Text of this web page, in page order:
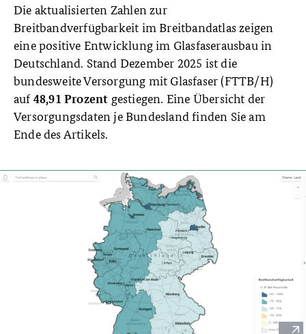
Die aktualisierten Zahlen zur
Breitbandverfügbarkeit im Breitbandatlas zeigen
eine positive Entwicklung im Glasfaserausbau in
Deutschland. Stand Dezember 2025 ist die
bundesweite Versorgung mit Glasfaser (FTTB/H)
auf 48,91 Prozent gestiegen. Eine Übersicht der
Versorgungsdaten je Bundesland finden Sie am
Ende des Artikels.